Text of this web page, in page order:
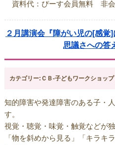
資料代：ぴーす会員無料 非会
２月講演会『障がい児の[感
思議さへの答
カテゴリー:ＣＢ-子どもワークショッ
知的障害や発達障害のある子・
す。
視覚・聴覚・味覚・触覚などが
「物を斜めから見る」「キラキ